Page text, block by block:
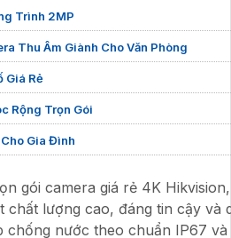
Trình 2MP
Thu Âm Giành Cho Văn Phòng
Giá Rẻ
Rộng Trọn Gói
Gia Đình
gói camera giá rẻ 4K
chất lượng cao, đáng tin cậy và
chống nước theo chuẩn IP67 và